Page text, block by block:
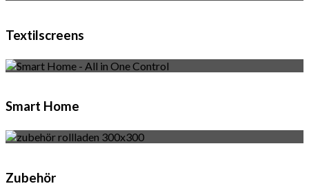
Textilscreens
Smart Home
Zubehör